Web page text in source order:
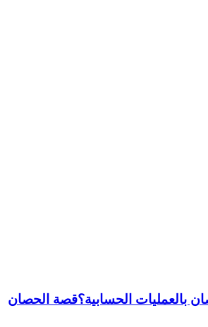
بالعمليات الحسابية؟قصة الحصان